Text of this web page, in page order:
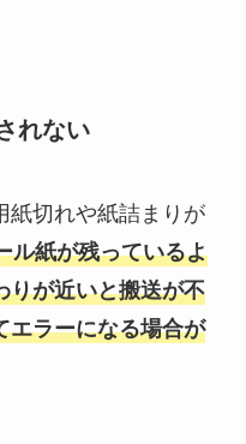
れない
紙切れや紙詰まりが
ル紙が残っているよ
りが近いと搬送が不
エラーになる場合が